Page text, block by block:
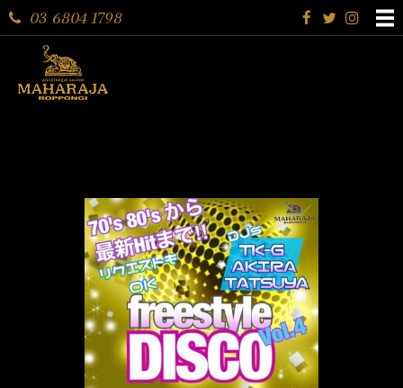
03 6804 1798